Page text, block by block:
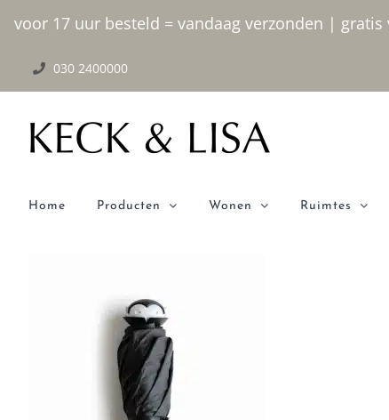
voor 17 uur besteld = vandaag verzonden |
inhoud
030 2400000
Home Producten Wonen Ruimtes